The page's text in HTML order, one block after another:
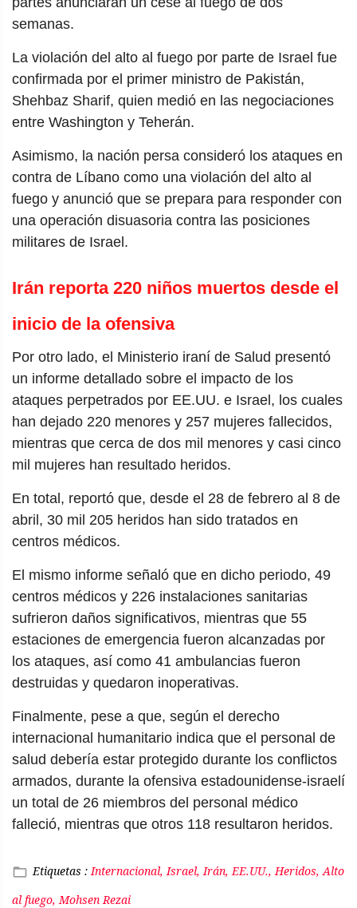
semanas.
La violación del alto al fuego por parte de Israel fue
confirmada por el primer ministro de Pakistán,
Shehbaz Sharif, quien medió en las negociaciones
entre Washington y Teherán.
Asimismo, la nación persa consideró los ataques en
contra de Líbano como una violación del alto al
fuego y anunció que se prepara para responder con
una operación disuasoria contra las posiciones
militares de Israel.
Irán reporta 220 niños muertos desde el
inicio de la ofensiva
Por otro lado, el Ministerio iraní de Salud presentó
un informe detallado sobre el impacto de los
ataques perpetrados por EE.UU. e Israel, los cuales
han dejado 220 menores y 257 mujeres fallecidos,
mientras que cerca de dos mil menores y casi cinco
mil mujeres han resultado heridos.
En total, reportó que, desde el 28 de febrero al 8 de
abril, 30 mil 205 heridos han sido tratados en
centros médicos.
El mismo informe señaló que en dicho periodo, 49
centros médicos y 226 instalaciones sanitarias
sufrieron daños significativos, mientras que 55
estaciones de emergencia fueron alcanzadas por
los ataques, así como 41 ambulancias fueron
destruidas y quedaron inoperativas.
Finalmente, pese a que, según el derecho
internacional humanitario indica que el personal de
salud debería estar protegido durante los conflictos
armados, durante la ofensiva estadounidense-israelí
un total de 26 miembros del personal médico
falleció, mientras que otros 118 resultaron heridos.
Etiquetas :Internacional, Israel, Irán, EE.UU., Heridos, Alto
al fuego, Mohsen Rezai